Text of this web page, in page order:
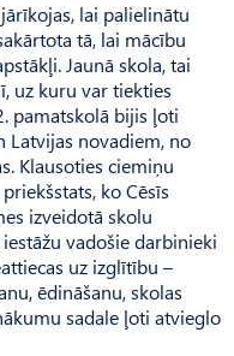
lai palielinātu
tā, lai mācību
Jaunā skola, tai
uz kuru var tiekties
pamatskolā bijis ļoti
Latvijas novadiem, no
Klausoties ciemiņu
ko Cēsīs
izveidotā skolu
vadošie darbinieki
uz izglītību –
ēdināšanu, skolas
sadale ļoti atvieglo